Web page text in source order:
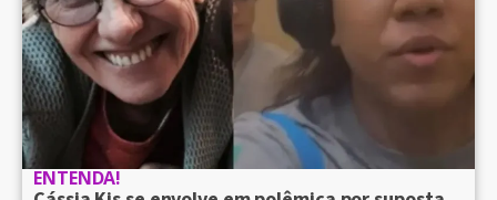
ENTENDA!